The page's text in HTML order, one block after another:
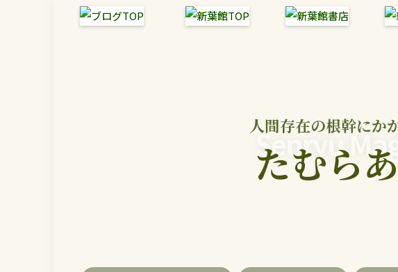
人間存在の根幹にか
Senryu
たむら